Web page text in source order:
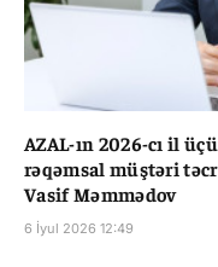
AZAL-ın 2026-cı il
rəqəmsal müştəri
Vasif Məmmədov
6 İyul 2026 12:49